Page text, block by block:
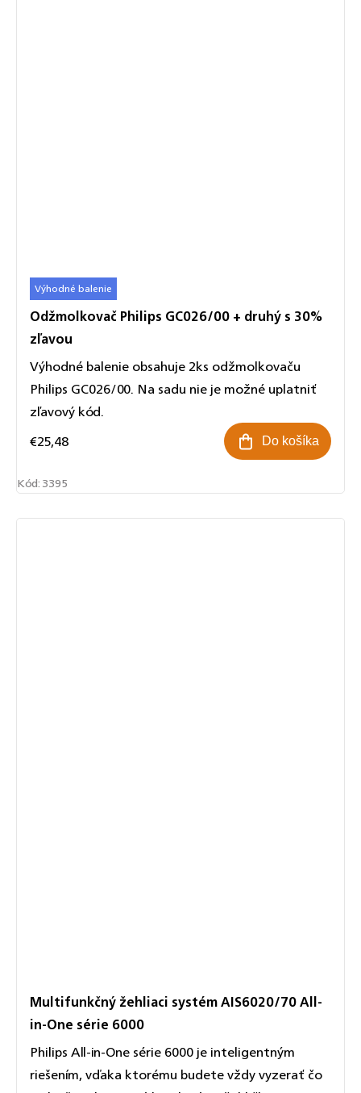
Výhodné balenie
Odžmolkovač Philips GC026/00 + druhý s 30%
zľavou
€25,48 Do košíka
Výhodné balenie obsahuje 2ks odžmolkovaču
Philips GC026/00. Na sadu nie je možné uplatniť
zľavový kód.
Kód:3395
Multifunkčný žehliaci systém AIS6020/70 All-
in-One série 6000
Philips All-in-One série 6000 je inteligentným
riešením, vďaka ktorému budete vždy vyzerať čo